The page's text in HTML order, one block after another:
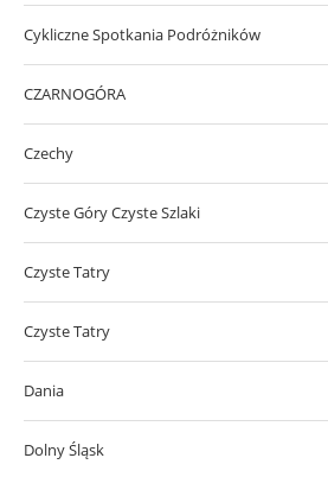
Cykliczne Spotkania Podróżników
CZARNOGÓRA
Czechy
Czyste Góry Czyste Szlaki
Czyste Tatry
Czyste Tatry
Dania
Dolny Śląsk